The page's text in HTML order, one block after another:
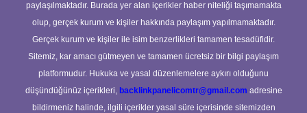
paylaşılmaktadır. Burada yer alan içerikler haber niteliği taşımamakta
olup, gerçek kurum ve kişiler hakkında paylaşım yapılmamaktadır.
Gerçek kurum ve kişiler ile isim benzerlikleri tamamen tesadüfidir.
Sitemiz, kar amacı gütmeyen ve tamamen ücretsiz bir bilgi paylaşım
platformudur. Hukuka ve yasal düzenlemelere aykırı olduğunu
düşündüğünüz içerikleri, backlinkpanelicomtr@gmail.com adresine
bildirmeniz halinde, ilgili içerikler yasal süre içerisinde sitemizden